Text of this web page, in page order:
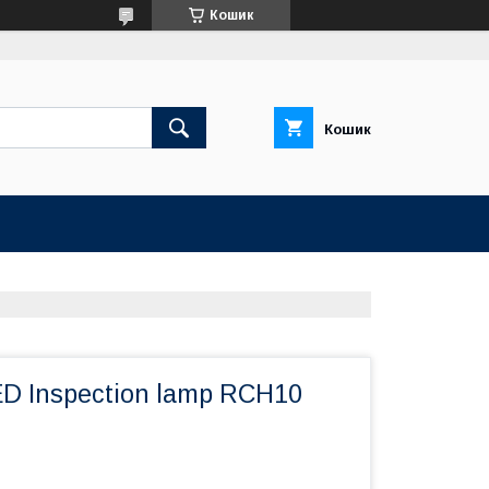
Кошик
Кошик
Inspection lamp RCH10